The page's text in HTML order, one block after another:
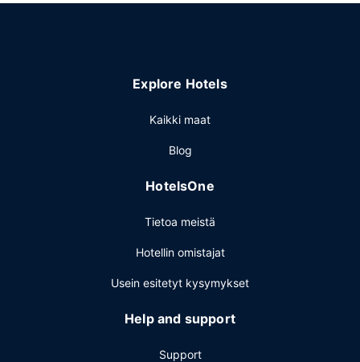
Explore Hotels
Kaikki maat
Blog
HotelsOne
Tietoa meistä
Hotellin omistajat
Usein esitetyt kysymykset
Help and support
Support